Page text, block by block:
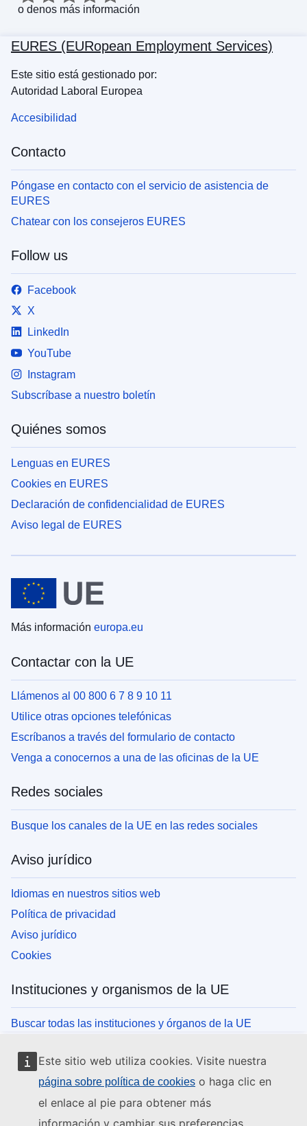
Este sitio web utiliza cookies. Visite nuestra
página sobre política de cookies o haga clic en
el enlace al pie para obtener más
información y cambiar sus preferencias.
o denos más información
EURES (EURopean Employment Services)
Este sitio está gestionado por:
Autoridad Laboral Europea
Accesibilidad
Contacto
Póngase en contacto con el servicio de asistencia de
EURES
Chatear con los consejeros EURES
Follow us
Facebook
X
LinkedIn
YouTube
Instagram
Subscríbase a nuestro boletín
Quiénes somos
Lenguas en EURES
Cookies en EURES
Declaración de confidencialidad de EURES
Aviso legal de EURES
Más información europa.eu
Contactar con la UE
Llámenos al 00 800 6 7 8 9 10 11
Utilice otras opciones telefónicas
Escríbanos a través del formulario de contacto
Venga a conocernos a una de las oficinas de la UE
Redes sociales
Busque los canales de la UE en las redes sociales
Aviso jurídico
Idiomas en nuestros sitios web
Política de privacidad
Aviso jurídico
Cookies
Instituciones y organismos de la UE
Buscar todas las instituciones y órganos de la UE